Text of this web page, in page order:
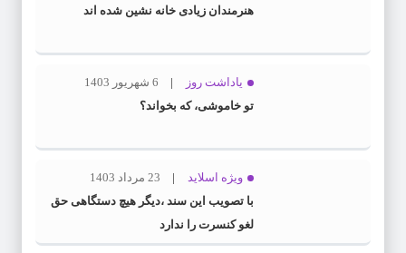
هنرمندان زیادی خانه نشین شده اند
یاداشت روز
6 شهریور 1403
تو خاموشی، که بخواند؟
ویژه اسلاید
23 مرداد 1403
با تصویب این سند ،دیگر هیچ دستگاهی حق
لغو کنسرت را ندارد